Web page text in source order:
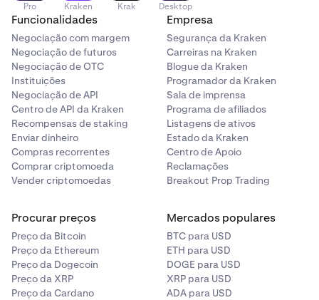
Pro Kraken Krak Desktop
Funcionalidades
Negociação com margem
Negociação de futuros
Negociação de OTC
Instituições
Negociação de API
Centro de API da Kraken
Recompensas de staking
Enviar dinheiro
Compras recorrentes
Comprar criptomoeda
Vender criptomoedas
Empresa
Segurança da Kraken
Carreiras na Kraken
Blogue da Kraken
Programador da Kraken
Sala de imprensa
Programa de afiliados
Listagens de ativos
Estado da Kraken
Centro de Apoio
Reclamações
Breakout Prop Trading
Procurar preços
Preço da Bitcoin
Preço da Ethereum
Preço da Dogecoin
Preço da XRP
Preço da Cardano
Mercados populares
BTC para USD
ETH para USD
DOGE para USD
XRP para USD
ADA para USD